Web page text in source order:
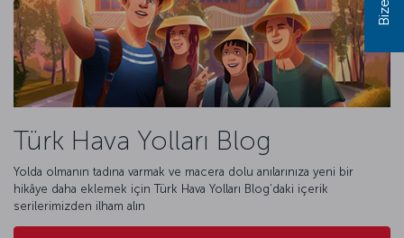
Türk Hava Yolları Blog
Yolda olmanın tadına varmak ve macera dolu anılarınıza yeni bir
hikâye daha eklemek için Türk Hava Yolları Blog’daki içerik
serilerimizden ilham alın